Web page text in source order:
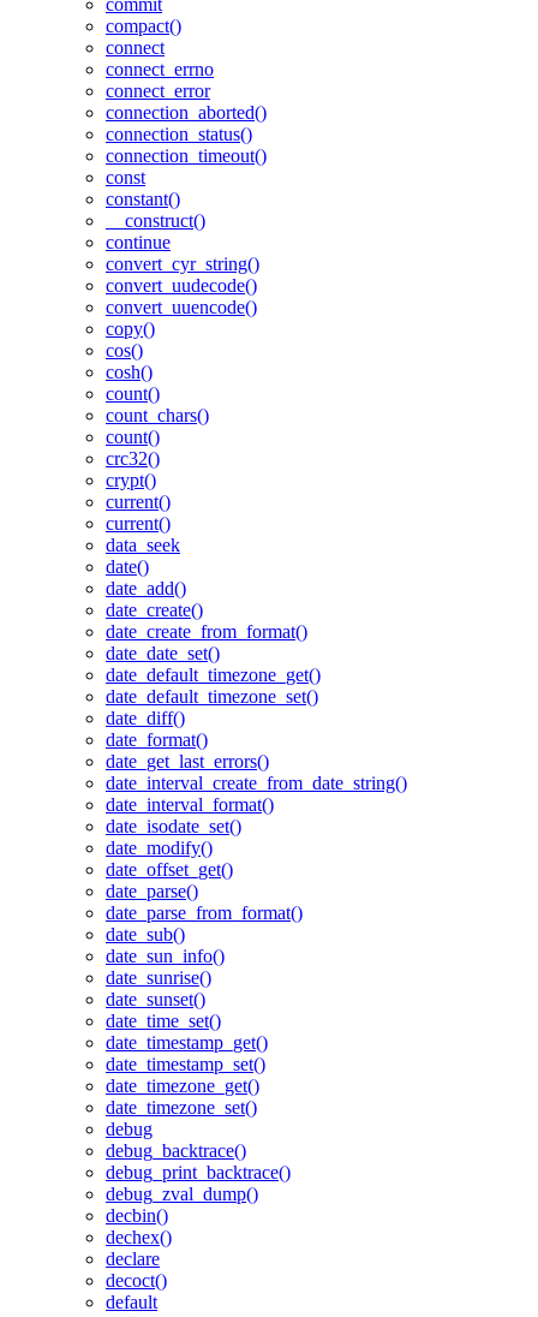
commit
compact()
connect
connect_errno
connect_error
connection_aborted()
connection_status()
connection_timeout()
const
constant()
__construct()
continue
convert_cyr_string()
convert_uudecode()
convert_uuencode()
copy()
cos()
cosh()
count()
count_chars()
count()
crc32()
crypt()
current()
current()
data_seek
date()
date_add()
date_create()
date_create_from_format()
date_date_set()
date_default_timezone_get()
date_default_timezone_set()
date_diff()
date_format()
date_get_last_errors()
date_interval_create_from_date_string()
date_interval_format()
date_isodate_set()
date_modify()
date_offset_get()
date_parse()
date_parse_from_format()
date_sub()
date_sun_info()
date_sunrise()
date_sunset()
date_time_set()
date_timestamp_get()
date_timestamp_set()
date_timezone_get()
date_timezone_set()
debug
debug_backtrace()
debug_print_backtrace()
debug_zval_dump()
decbin()
dechex()
declare
decoct()
default